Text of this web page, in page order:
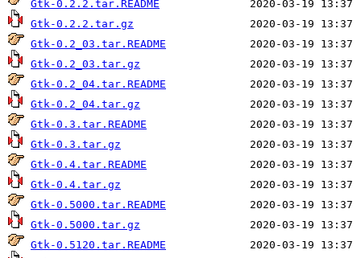
Gtk-0.2.2.tar.README
Gtk-0.2.2.tar.gz
Gtk-0.2_03.tar.README
Gtk-0.2_03.tar.gz
Gtk-0.2_04.tar.README
Gtk-0.2_04.tar.gz
Gtk-0.3.tar.README
Gtk-0.3.tar.gz
Gtk-0.4.tar.README
Gtk-0.4.tar.gz
Gtk-0.5000.tar.README
Gtk-0.5000.tar.gz
Gtk-0.5120.tar.README